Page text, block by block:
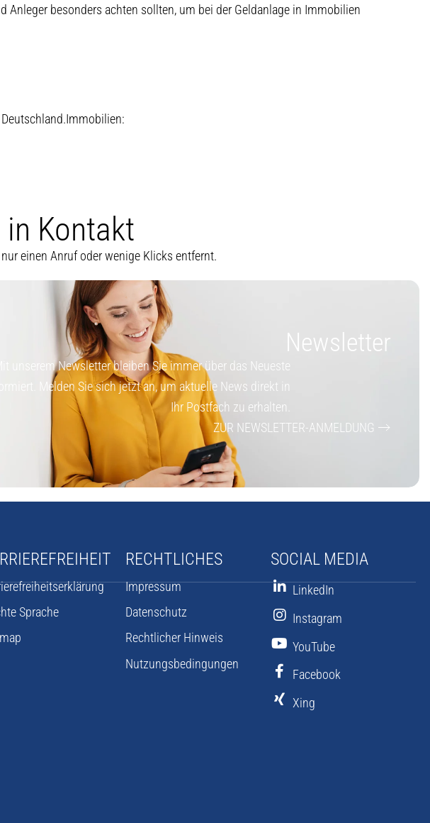
besonders achten sollten, um bei der Geldanlage in Immobilien
Kontakt
einen Anruf oder wenige Klicks entfernt.
Newsletter
Mit unserem Newsletter bleiben Sie immer über das Neueste
Melden Sie sich jetzt an, um aktuelle News direkt in
Ihr Postfach zu erhalten.
ZUR NEWSLETTER-ANMELDUNG
Sprache
RECHTLICHES
Impressum
Datenschutz
Rechtlicher Hinweis
Nutzungsbedingungen
SOCIAL MEDIA
LinkedIn
Instagram
YouTube
Facebook
Xing